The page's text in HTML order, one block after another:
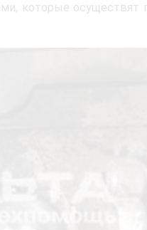
которые осуществят